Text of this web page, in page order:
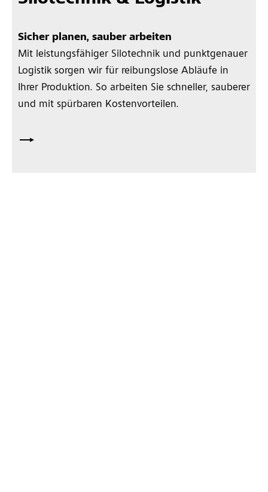
Sicher planen, sauber arbeiten
Mit leistungsfähiger Silotechnik und punktgenauer
Logistik sorgen wir für reibungslose Abläufe in
Ihrer Produktion. So arbeiten Sie schneller, sauberer
und mit spürbaren Kostenvorteilen.